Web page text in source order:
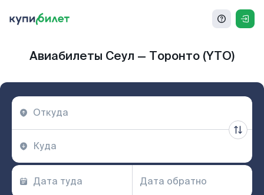
Авиабилеты Сеул — Торонто (YTO)